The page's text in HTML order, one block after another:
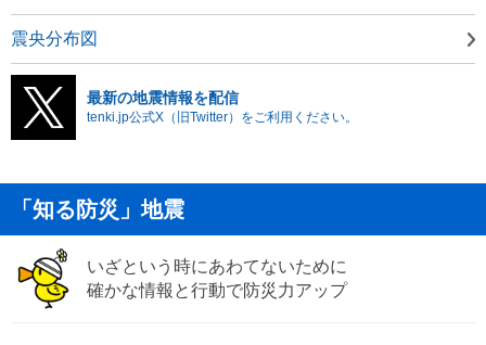
震央分布図
最新の地震情報を配信
tenki.jp公式X（旧Twitter）をご利用ください。
「知る防災」地震
いざという時にあわてないために
確かな情報と行動で防災力アップ